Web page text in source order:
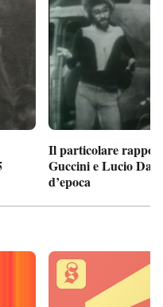
Il particolare
Guccini e Lucio
d’epoca